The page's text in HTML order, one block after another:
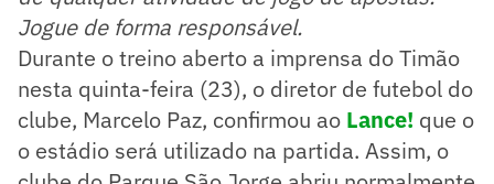
Jogue de forma responsável.
Durante o treino aberto a imprensa do Timão
nesta quinta-feira (23), o diretor de futebol do
clube, Marcelo Paz, confirmou ao Lance! que o
o estádio será utilizado na partida. Assim, o